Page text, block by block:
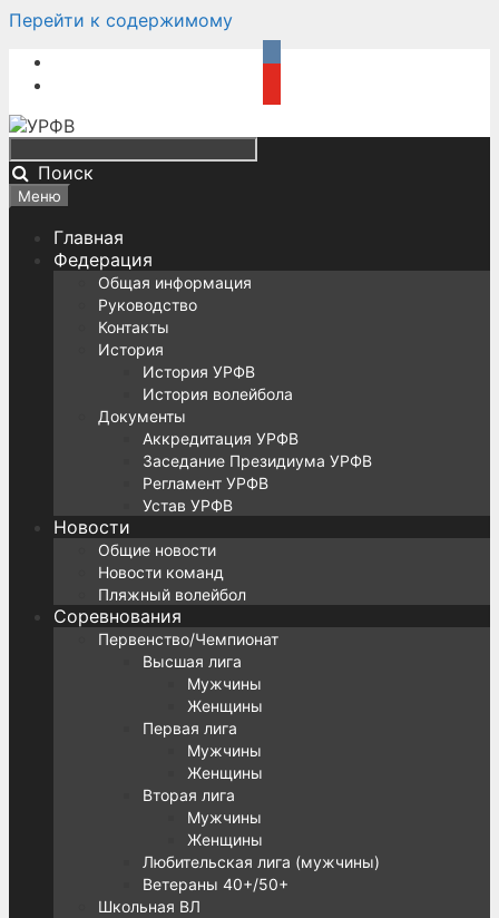
Перейти к содержимому
Поиск
Меню
Главная
Федерация
Общая информация
Руководство
Контакты
История
История УРФВ
История волейбола
Документы
Аккредитация УРФВ
Заседание Президиума УРФВ
Регламент УРФВ
Устав УРФВ
Новости
Общие новости
Новости команд
Пляжный волейбол
Соревнования
Первенство/Чемпионат
Высшая лига
Мужчины
Женщины
Первая лига
Мужчины
Женщины
Вторая лига
Мужчины
Женщины
Любительская лига (мужчины)
Ветераны 40+/50+
Школьная ВЛ